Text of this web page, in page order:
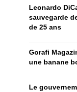
Leonardo
sauvegarde
de 25 ans
Gorafi
une banane
Le